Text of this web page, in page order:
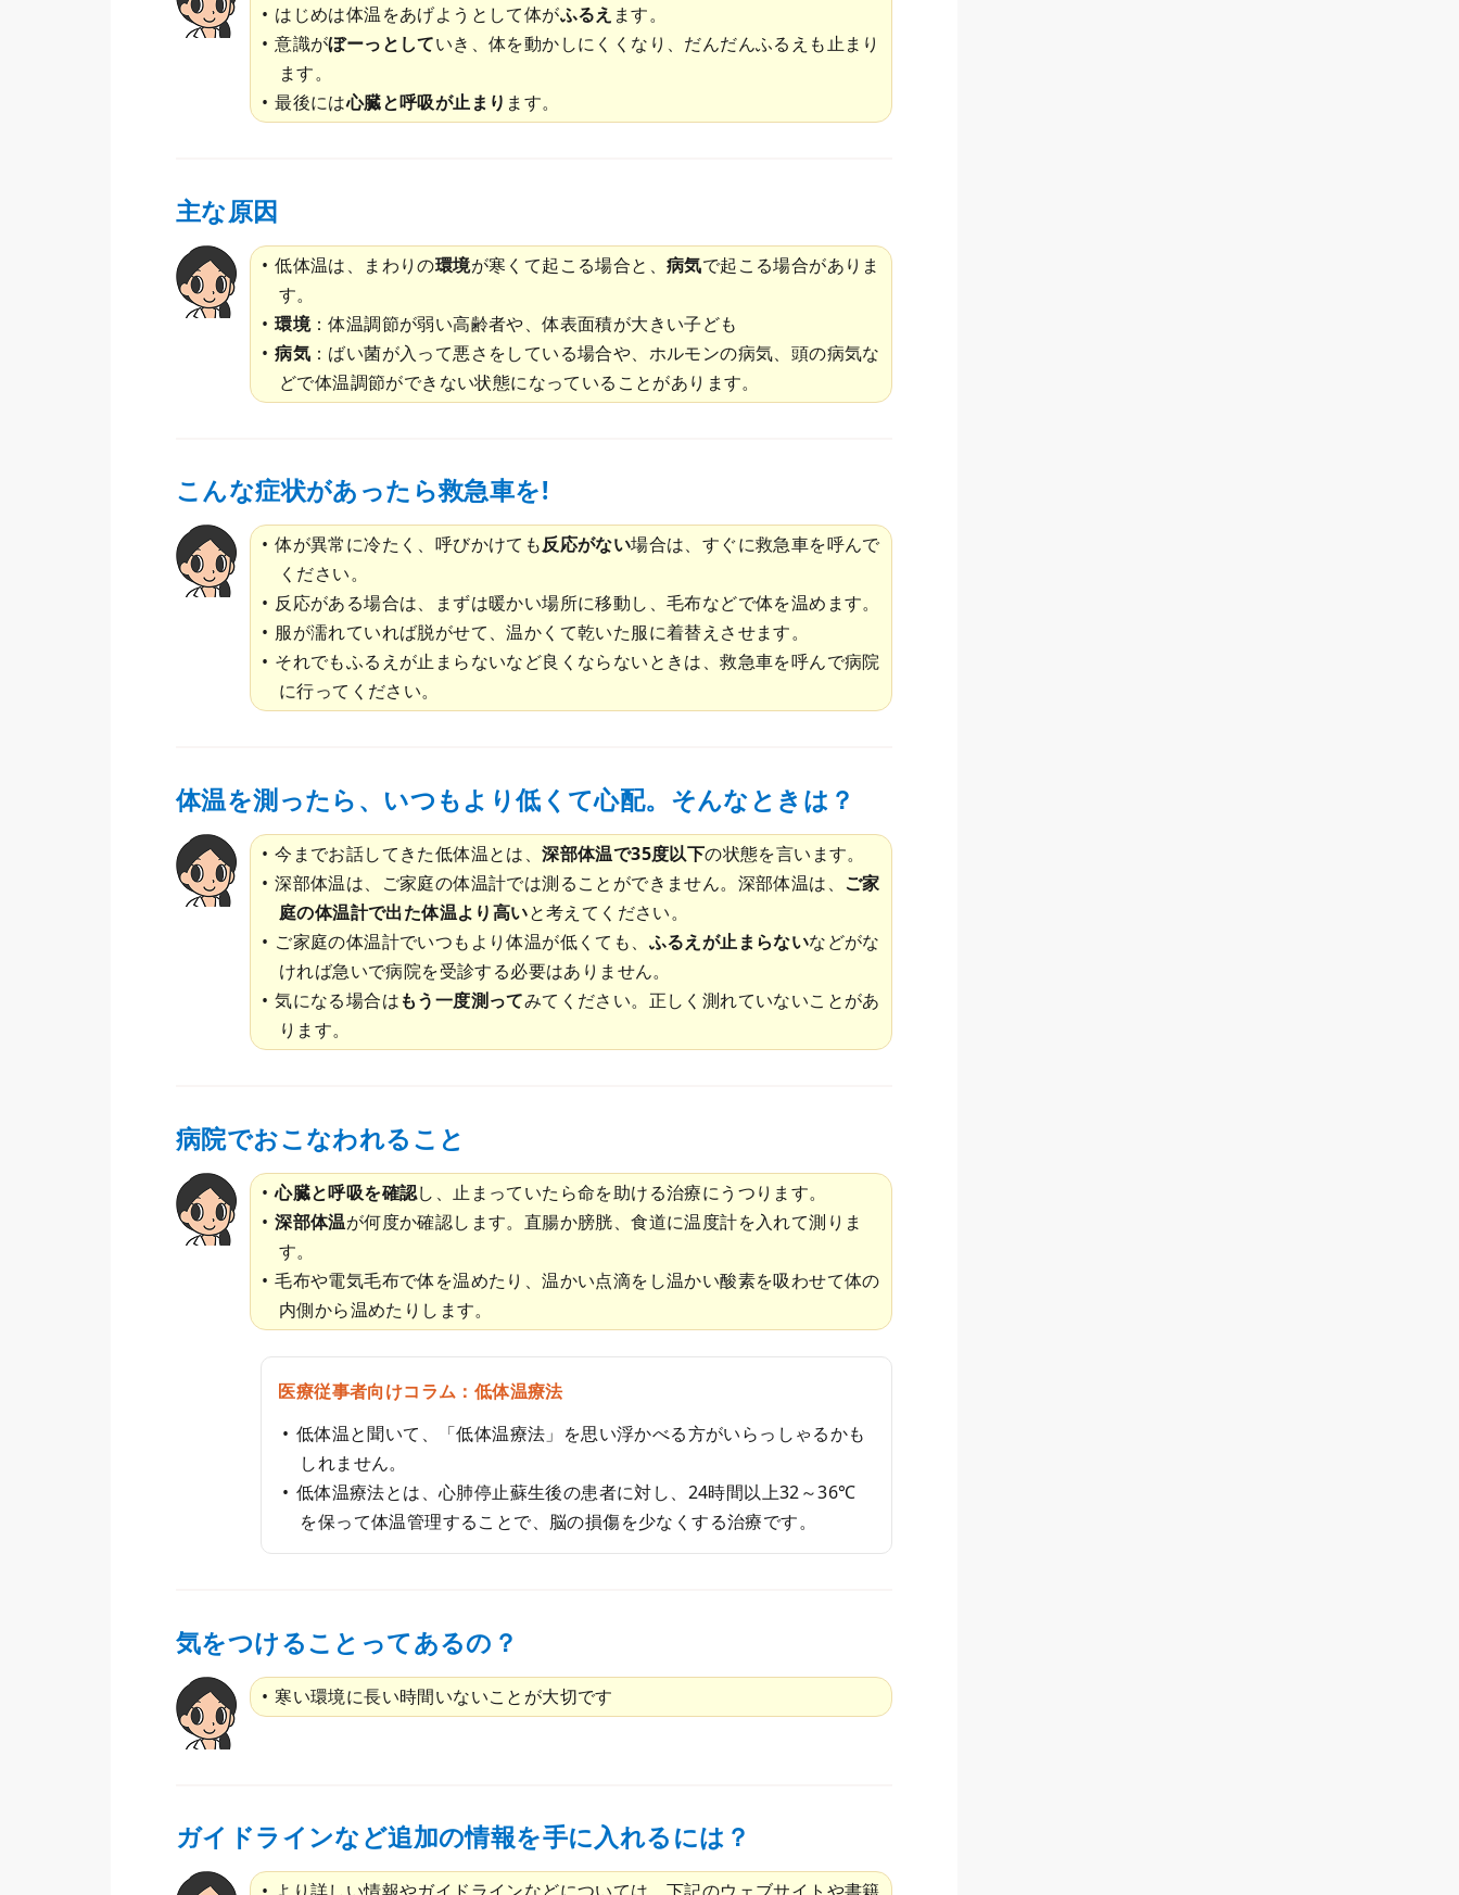
はじめは体温をあげようとして体がふるえ ます。
意識がぼーっとしていき、体を動かしにくくなり、だんだんふるえも止まり
ます。
最後には心臓と呼吸が止まり ます。
主な原因
低体温は、まわりの環境が寒くて起こる場合と、病気で起こる場合がありま
す。
環境：体温調節が弱い高齢者や、体表面積が大きい子ども
病気 ：ばい菌が入って悪さをしている場合や、ホルモンの病気、頭の病気な
どで体温調節ができない状態になっていることがあります。
こんな症状があったら救急車を!
体が異常に冷たく、呼びかけても反応がない場合は、すぐに救急車を呼んで
ください。
反応がある場合は、まずは暖かい場所に移動し、毛布などで体を温めます。
服が濡れていれば脱がせて、温かくて乾いた服に着替えさせます。
それでもふるえが止まらないなど良くならないときは、救急車を呼んで病院
に行ってください。
体温を測ったら、いつもより低くて心配。そんなときは？
今までお話してきた低体温とは、深部体温で35度以下の状態を言います。
深部体温は、ご家庭の体温計では測ることができません。深部体温は、 ご家
庭の体温計で出た体温より高いと考えてください。
ご家庭の体温計でいつもより体温が低くても、 ふるえが止まらないなどがな
ければ急いで病院を受診する必要はありません。
気になる場合はもう一度測ってみてください。正しく測れていないことがあ
ります。
病院でおこなわれること
心臓と呼吸を確認し、止まっていたら命を助ける治療にうつります。
深部体温が何度か確認します。直腸か膀胱、食道に温度計を入れて測りま
す。
毛布や電気毛布で体を温めたり、温かい点滴をし温かい酸素を吸わせて体の
内側から温めたりします。
医療従事者向けコラム：低体温療法
低体温と聞いて、「低体温療法」を思い浮かべる方がいらっしゃるかも
しれません。
低体温療法とは、心肺停止蘇生後の患者に対し、24時間以上32～36℃
を保って体温管理することで、脳の損傷を少なくする治療です。
気をつけることってあるの？
寒い環境に長い時間いないことが大切です
ガイドラインなど追加の情報を手に入れるには？